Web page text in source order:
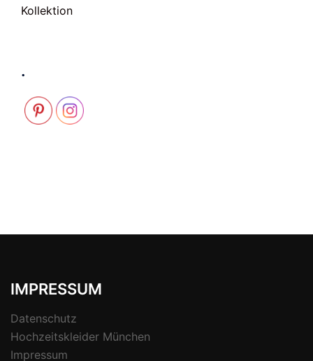
Kollektion
.
IMPRESSUM
Datenschutz
Hochzeitskleider München
Impressum